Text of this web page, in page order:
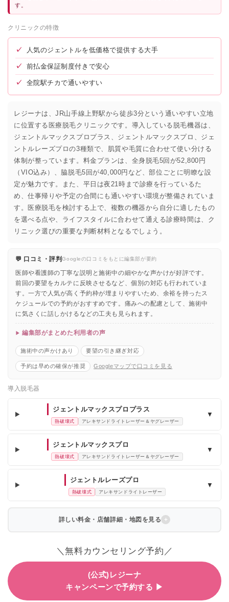
す。
クリニックの特徴
✓ 人気のジェントルを低価格で提供する大手
✓ 前払金保証制度付きで安心
✓ 全院駅チカで通いやすい
レジーナは、JR山手線上野駅から徒歩3分という通いやすい立地
に位置する医療脱毛クリニックです。導入している脱毛機器は、
ジェントルマックスプロプラス、ジェントルマックスプロ、ジェ
ントルレーズプロの3種類で、肌質や毛質に合わせて使い分ける
体制が整っています。料金プランは、全身脱毛5回が52,800円
（VIO込み）、脇脱毛5回が40,000円など、部位ごとに明瞭な設
定が魅力です。また、平日は夜21時まで診療を行っているた
め、仕事帰りや予定の合間にも通いやすい環境が整備されていま
す。医療脱毛を検討する上で、複数の機器から自分に適したもの
を選べる点や、ライフスタイルに合わせて通える診療時間は、ク
リニック選びの重要な判断材料となるでしょう。
💬 口コミ・評判Googleの口コミをもとに編集部が要約
医師や看護師の丁寧な説明と施術中の細やかな声かけが好評です。
前回の要望をカルテに反映させるなど、個別の対応も行われていま
す。一方で人気が高く予約枠が埋まりやすいため、余裕を持ったス
ケジュールでの予約がおすすめです。痛みへの配慮として、施術中
に気さくに話しかけるなどの工夫も見られます。
編集部がまとめた利用者の声
施術中の声かけあり 要望の引き継ぎ対応
予約は早めの確保が推奨 Googleマップで口コミを見る
導入脱毛器
ジェントルマックスプロプラス
熱破壊式 アレキサンドライトレーザー＆ヤグレーザー
▼
ジェントルマックスプロ
熱破壊式 アレキサンドライトレーザー＆ヤグレーザー
▼
ジェントルレーズプロ
熱破壊式 アレキサンドライトレーザー
▼
詳しい料金・店舗詳細・地図を見る
＼無料カウンセリング予約／
(公式)レジーナ
キャンペーンで予約する ▶